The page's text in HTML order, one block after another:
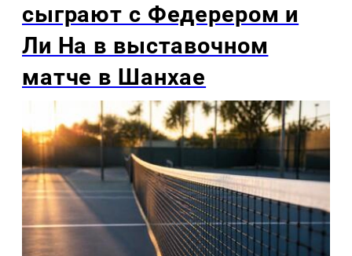
сыграют с Федерером и
Ли На в выставочном
матче в Шанхае